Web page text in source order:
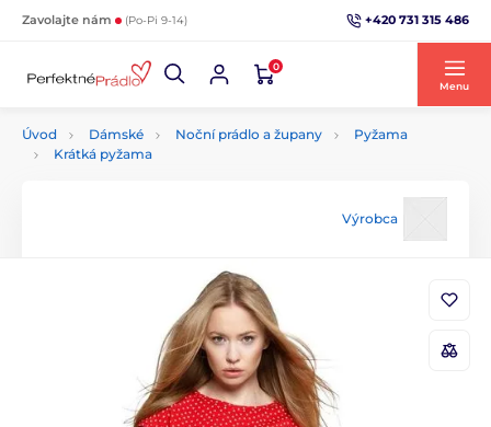
Zavolajte nám (Po-Pi 9-14) +420 731 315 486
0
Menu
Úvod Dámské Noční prádlo a župany
Pyžama
Krátká pyžama
Výrobca